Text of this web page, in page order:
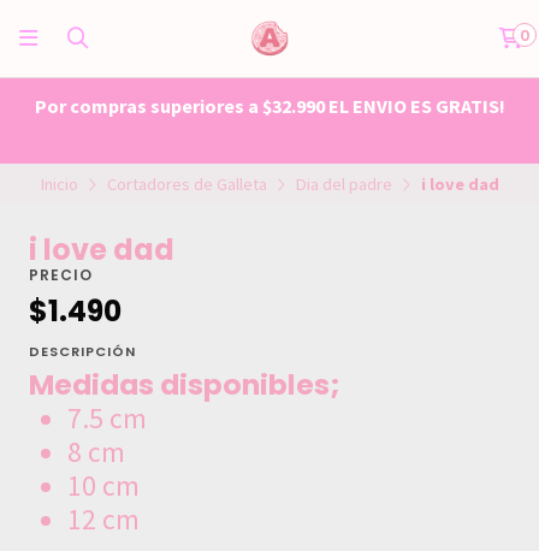
0
Por compras superiores a $32.990 EL ENVIO ES GRATIS!
Inicio Cortadores de Galleta Dia del padre i love dad
i love dad
PRECIO
$1.490
DESCRIPCIÓN
Medidas disponibles;
7.5 cm
8 cm
10 cm
12 cm